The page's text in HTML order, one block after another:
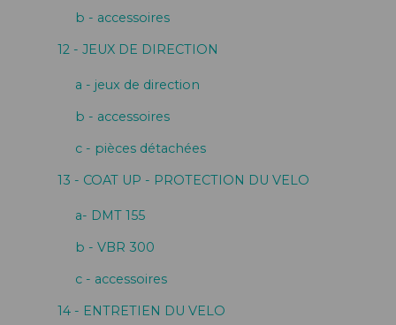
b - accessoires
12 - JEUX DE DIRECTION
a - jeux de direction
b - accessoires
c - pièces détachées
13 - COAT UP - PROTECTION DU VELO
a- DMT 155
b - VBR 300
c - accessoires
14 - ENTRETIEN DU VELO